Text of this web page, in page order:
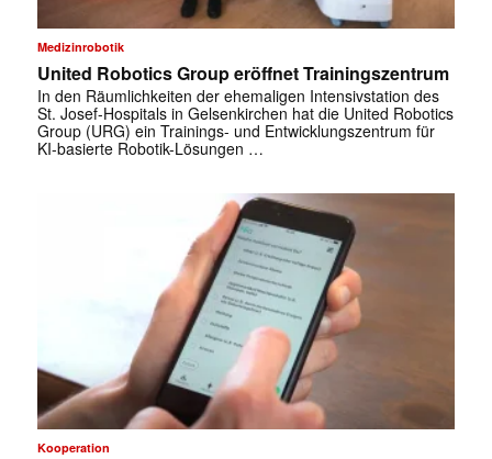
Medizinrobotik
United Robotics Group eröffnet Trainingszentrum
In den Räumlichkeiten der ehemaligen Intensivstation des
St. Josef-Hospitals in Gelsenkirchen hat die United Robotics
Group (URG) ein Trainings- und Entwicklungszentrum für
KI-basierte Robotik-Lösungen …
Kooperation